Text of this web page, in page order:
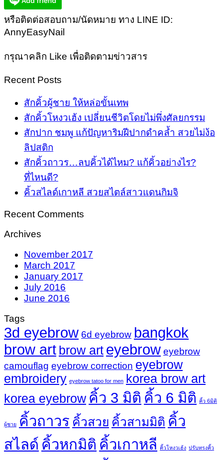
หรือติดต่อสอบถาม/นัดหมาย ทาง LINE ID:
AnnyEasyNail
กรุณาคลิก Like เพื่อติดตามข่าวสาร
Recent Posts
สักคิ้วผู้ชาย ให้หล่อขั้นเทพ
สักคิ้วโหงวเฮ้ง เปลี่ยนชีวิตโดยไม่พึ่งศัลยกรรม
สักปาก ชมพู แก้ปัญหาริมฝีปากดำคล้ำ สวยไม่ง้อ
ลิปสติก
สักคิ้วถาวร…ลบคิ้วได้ไหม? แก้คิ้วอย่างไร?
ที่ไหนดี?
คิ้วสไลด์เกาหลี สวยสไตล์สาวแดนกิมจิ
Recent Comments
Archives
November 2017
March 2017
January 2017
July 2016
June 2016
Tags
3d eyebrow 6d eyebrow bangkok
brow art brow art eyebrow eyebrow
camouflag eyebrow correction eyebrow
embroidery eyebrow tatoo for men
korea brow art
korea eyebrow คิ้ว 3 มิติ คิ้ว 6 มิติ คิ้ว 6มิติ
ผู้ชาย คิ้วถาวร คิ้วสวย คิ้วสามมิติ คิ้ว
สไลด์ คิ้วหกมิติ คิ้วเกาหลี คิ้วโหงวเฮ้ง ปรับทรงคิ้ว